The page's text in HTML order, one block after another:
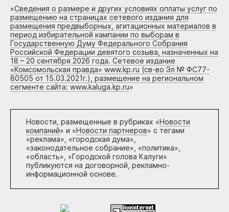
«Сведения о размере и других условиях оплаты услуг по
размещению на страницах сетевого издания для
размещения предвыборных, агитационных материалов в
период избирательной кампании по выборам в
Государственную Думу Федерального Собрания
Российской Федерации девятого созыва, назначенных на
18 – 20 сентября 2026 года. Сетевое издание
«Комсомольская правда» www.kp.ru (св-во Эл № ФС77-
80505 от 15.03.2021г.), размещение на региональном
сегменте сайта: www.kaluga.kp.ru»
Новости, размещенные в рубриках «Новости
компаний» и «Новости партнеров» с тегами
«реклама», «городская дума»,
«законодательное собрание», «политика»,
«область», «Городской голова Калуги»
публикуются на договорной, рекламно-
информационной основе.